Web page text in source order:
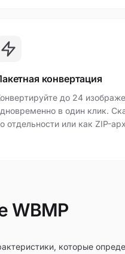
конвертация
до 24
в один клик.
отдельности или как ZIP-
WBMP
которые